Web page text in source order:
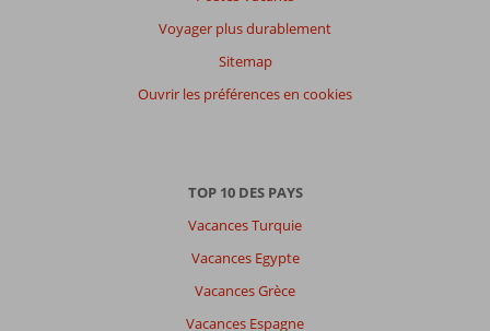
Voyager plus durablement
Sitemap
Ouvrir les préférences en cookies
TOP 10 DES PAYS
Vacances Turquie
Vacances Egypte
Vacances Grèce
Vacances Espagne